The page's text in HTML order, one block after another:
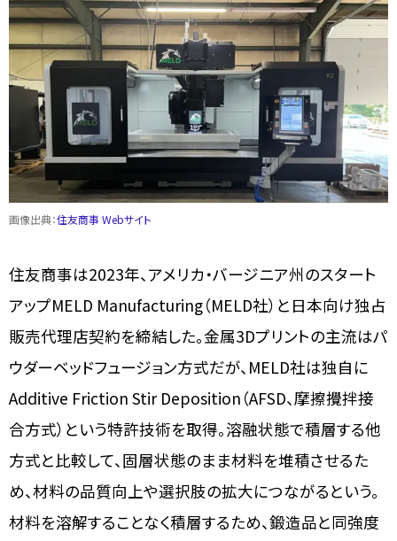
画像出典：住友商事 Webサイト
住友商事は2023年、アメリカ・バージニア州のスタート
アップMELD Manufacturing（MELD社）と日本向け独占
販売代理店契約を締結した。金属3Dプリントの主流はパ
ウダーベッドフュージョン方式だが、MELD社は独自に
Additive Friction Stir Deposition（AFSD、摩擦攪拌接
合方式）という特許技術を取得。溶融状態で積層する他
方式と比較して、固層状態のまま材料を堆積させるた
め、材料の品質向上や選択肢の拡大につながるという。
材料を溶解することなく積層するため、鍛造品と同強度